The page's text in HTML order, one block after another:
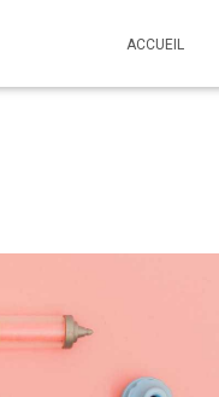
ACCUEIL